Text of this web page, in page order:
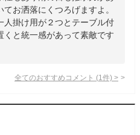
お洒落にくつろげますよ。
人掛け用が２つとテーブル付
くと統一感があって素敵です
全てのおすすめコメント (1 件) >